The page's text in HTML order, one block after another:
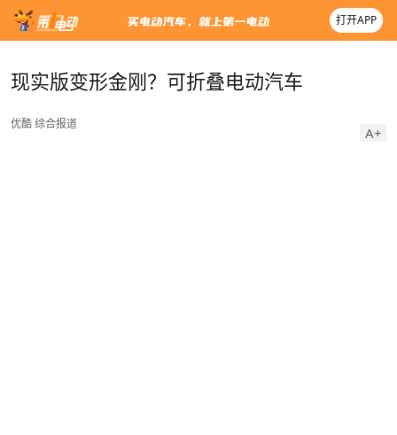
打开APP
现实版变形金刚？可折叠电动汽车
优酷综合报道
A+